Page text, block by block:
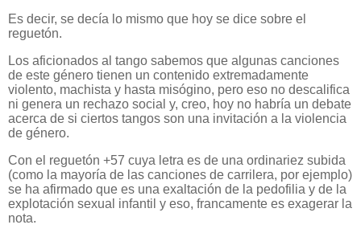
Es decir, se decía lo mismo que hoy se dice sobre el
reguetón.
Los aficionados al tango sabemos que algunas canciones
de este género tienen un contenido extremadamente
violento, machista y hasta misógino, pero eso no descalifica
ni genera un rechazo social y, creo, hoy no habría un debate
acerca de si ciertos tangos son una invitación a la violencia
de género.
Con el reguetón +57 cuya letra es de una ordinariez subida
(como la mayoría de las canciones de carrilera, por ejemplo)
se ha afirmado que es una exaltación de la pedofilia y de la
explotación sexual infantil y eso, francamente es exagerar la
nota.